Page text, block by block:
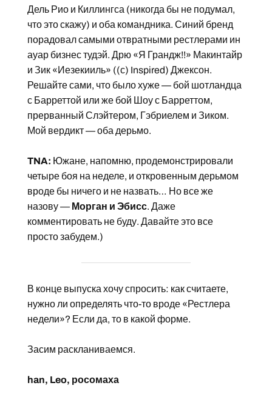
Дель Рио и Киллингса (никогда бы не подумал,
что это скажу) и оба командника. Синий бренд
порадовал самыми отвратными рестлерами ин
ауар бизнес тудэй. Дрю «Я Грандж!!» Макинтайр
и Зик «Иезекииль» ((с) Inspired) Джексон.
Решайте сами, что было хуже — бой шотландца
с Барреттой или же бой Шоу с Барреттом,
прерванный Слэйтером, Гэбриелем и Зиком.
Мой вердикт — оба дерьмо.
TNA: Южане, напомню, продемонстрировали
четыре боя на неделе, и откровенным дерьмом
вроде бы ничего и не назвать… Но все же
назову — Морган и Эбисс. Даже
комментировать не буду. Давайте это все
просто забудем.)
В конце выпуска хочу спросить: как считаете,
нужно ли определять что-то вроде «Рестлера
недели»? Если да, то в какой форме.
Засим раскланиваемся.
han, Leo, росомаха